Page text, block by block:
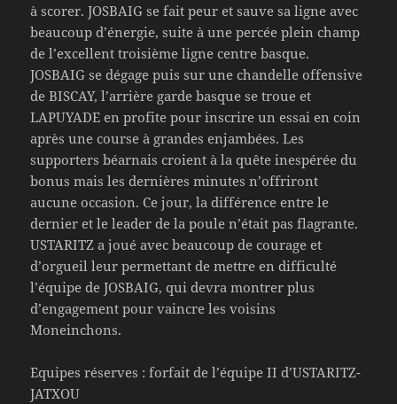
à scorer. JOSBAIG se fait peur et sauve sa ligne avec
beaucoup d’énergie, suite à une percée plein champ
de l’excellent troisième ligne centre basque.
JOSBAIG se dégage puis sur une chandelle offensive
de BISCAY, l’arrière garde basque se troue et
LAPUYADE en profite pour inscrire un essai en coin
après une course à grandes enjambées. Les
supporters béarnais croient à la quête inespérée du
bonus mais les dernières minutes n’offriront
aucune occasion. Ce jour, la différence entre le
dernier et le leader de la poule n’était pas flagrante.
USTARITZ a joué avec beaucoup de courage et
d’orgueil leur permettant de mettre en difficulté
l’équipe de JOSBAIG, qui devra montrer plus
d’engagement pour vaincre les voisins
Moneinchons.
Equipes réserves : forfait de l’équipe II d’USTARITZ-
JATXOU